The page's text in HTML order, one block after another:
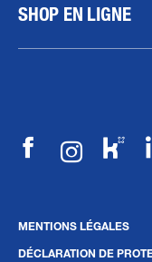
SHOP EN LIGNE
MENTIONS LÉGALES
DÉCLARATION DE